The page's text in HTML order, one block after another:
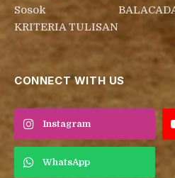
Sosok
KRITERIA TULISAN
CONNECT WITH US
Instagram
WhatsApp